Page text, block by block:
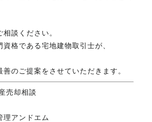
談ください。
格である宅地建物取引士が、
のご提案をさせていただきます。
売却相談
理アンドエム